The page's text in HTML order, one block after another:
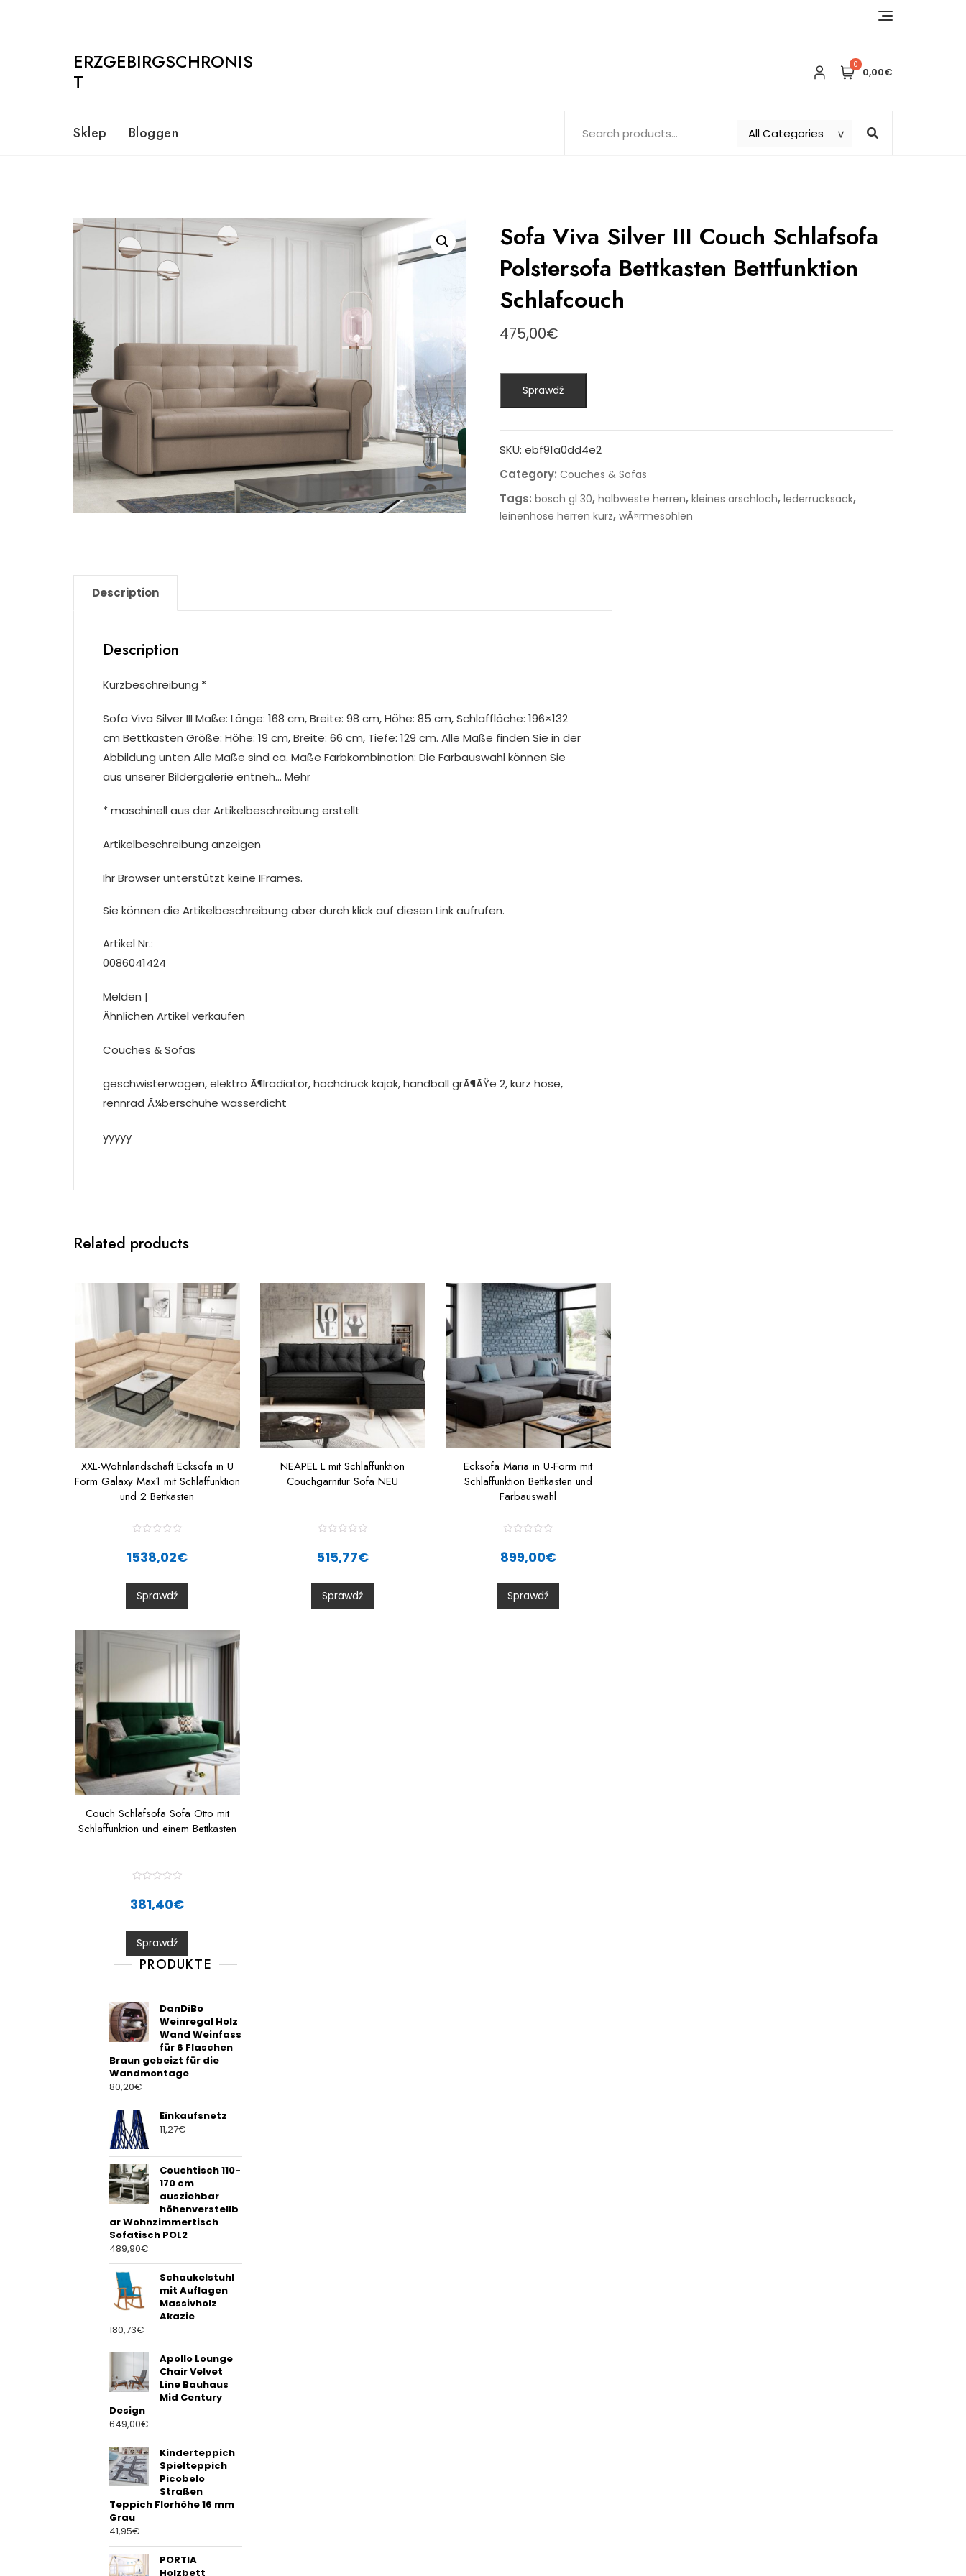
ERZGEBIRGSCHRONIS
T
0
0,00€
Sklep Bloggen
Sofa Viva Silver III Couch Schlafsofa
Polstersofa Bettkasten Bettfunktion
Schlafcouch
475,00€
Sprawdź
SKU: ebf91a0dd4e2
Category: Couches & Sofas
Tags: bosch gl 30, halbweste herren, kleines arschloch, lederrucksack,
leinenhose herren kurz, wÃ¤rmesohlen
Description
Description
Kurzbeschreibung *
Sofa Viva Silver III Maße: Länge: 168 cm, Breite: 98 cm, Höhe: 85 cm, Schlaffläche: 196×132
cm Bettkasten Größe: Höhe: 19 cm, Breite: 66 cm, Tiefe: 129 cm. Alle Maße finden Sie in der
Abbildung unten Alle Maße sind ca. Maße Farbkombination: Die Farbauswahl können Sie
aus unserer Bildergalerie entneh… Mehr
* maschinell aus der Artikelbeschreibung erstellt
Artikelbeschreibung anzeigen
Ihr Browser unterstützt keine IFrames.
Sie können die Artikelbeschreibung aber durch klick auf diesen Link aufrufen.
Artikel Nr.:
0086041424
Melden |
Ähnlichen Artikel verkaufen
Couches & Sofas
geschwisterwagen, elektro Ã¶lradiator, hochdruck kajak, handball grÃ¶ÃŸe 2, kurz hose,
rennrad Ã¼berschuhe wasserdicht
yyyyy
Related products
XXL-Wohnlandschaft Ecksofa in U
Form Galaxy Max1 mit Schlaffunktion
und 2 Bettkästen
t
0
o
u
t
1538,02€
Sprawdź
NEAPEL L mit Schlaffunktion
Couchgarnitur Sofa NEU
t
0
o
u
t
515,77€
Sprawdź
Ecksofa Maria in U-Form mit
Schlaffunktion Bettkasten und
Farbauswahl
a
t
0
o
u
t
899,00€
Sprawdź
Couch Schlafsofa Sofa Otto mit
Schlaffunktion und einem Bettkasten
a
t
0
o
u
t
381,40€
Sprawdź
PRODUKTE
DanDiBo
Weinregal Holz
Wand Weinfass
für 6 Flaschen
Braun gebeizt für die
Wandmontage
80,20€
Einkaufsnetz
11,27€
Couchtisch 110-
170 cm
ausziehbar
höhenverstellb
ar Wohnzimmertisch
Sofatisch POL2
489,90€
Schaukelstuhl
mit Auflagen
Massivholz
Akazie
180,73€
Apollo Lounge
Chair Velvet
Line Bauhaus
Mid Century
Design
649,00€
Kinderteppich
Spielteppich
Picobelo
Straßen
Teppich Florhöhe 16 mm
Grau
41,95€
PORTIA
Holzbett